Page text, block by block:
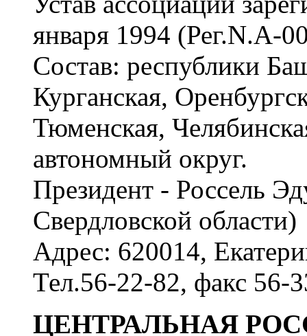
января 1994 (Рег.N.А-
Состав: республики
Курганская,
Тюменская,
автономный округ.
Президент - Россель
Свердловской области)
Адрес: 620014,
Тел.56-22-82, факс 56-
ЦЕНТРАЛЬНАЯ